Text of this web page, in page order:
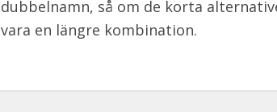
dubbelnamn, så om de korta
vara en längre kombination.